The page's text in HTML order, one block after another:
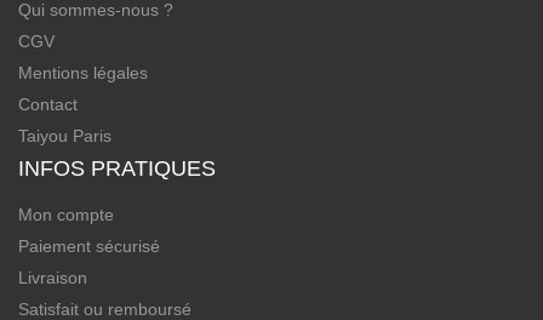
Qui sommes-nous ?
CGV
Mentions légales
Contact
Taiyou Paris
INFOS PRATIQUES
Mon compte
Paiement sécurisé
Livraison
Satisfait ou remboursé